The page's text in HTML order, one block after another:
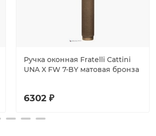
Ручка оконная Fratelli Cattini
UNA X FW 7-BY матовая бронза
6302 ₽